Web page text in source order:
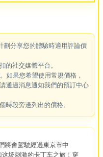
劃分享您的體驗時適用評論價
的社交媒體平台。
如果您希望使用常規價格，
通過消息通知我們的預訂中心
時段旁邊列出的價格。
將會駕駛經過東京市中
场刺激的卡丁车之旅！穿